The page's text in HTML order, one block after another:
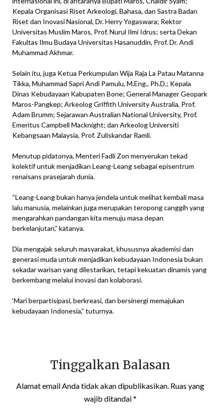
Kepala Organisasi Riset Arkeologi, Bahasa, dan Sastra Badan
Riset dan Inovasi Nasional, Dr. Herry Yogaswara; Rektor
Universitas Muslim Maros, Prof. Nurul Ilmi Idrus; serta Dekan
Fakultas Ilmu Budaya Universitas Hasanuddin, Prof. Dr. Andi
Muhammad Akhmar.
Selain itu, juga Ketua Perkumpulan Wija Raja La Patau Matanna
Tikka, Muhammad Sapri Andi Pamulu, M.Eng., Ph.D.; Kepala
Dinas Kebudayaan Kabupaten Bone; General Manager Geopark
Maros-Pangkep; Arkeolog Griffith University Australia, Prof.
Adam Brumm; Sejarawan Australian National University, Prof.
Emeritus Campbell Macknight; dan Arkeolog Universiti
Kebangsaan Malaysia, Prof. Zuliskandar Ramli.
Menutup pidatonya, Menteri Fadli Zon menyerukan tekad
kolektif untuk menjadikan Leang-Leang sebagai episentrum
renaisans prasejarah dunia.
“Leang-Leang bukan hanya jendela untuk melihat kembali masa
lalu manusia, melainkan juga merupakan teropong canggih yang
mengarahkan pandangan kita menuju masa depan
berkelanjutan,” katanya.
Dia mengajak seluruh masyarakat, khususnya akademisi dan
generasi muda untuk menjadikan kebudayaan Indonesia bukan
sekadar warisan yang dilestarikan, tetapi kekuatan dinamis yang
berkembang melalui inovasi dan kolaborasi.
‘Mari berpartisipasi, berkreasi, dan bersinergi memajukan
kebudayaan Indonesia,” tuturnya.
Tinggalkan Balasan
Alamat email Anda tidak akan dipublikasikan. Ruas yang
wajib ditandai*